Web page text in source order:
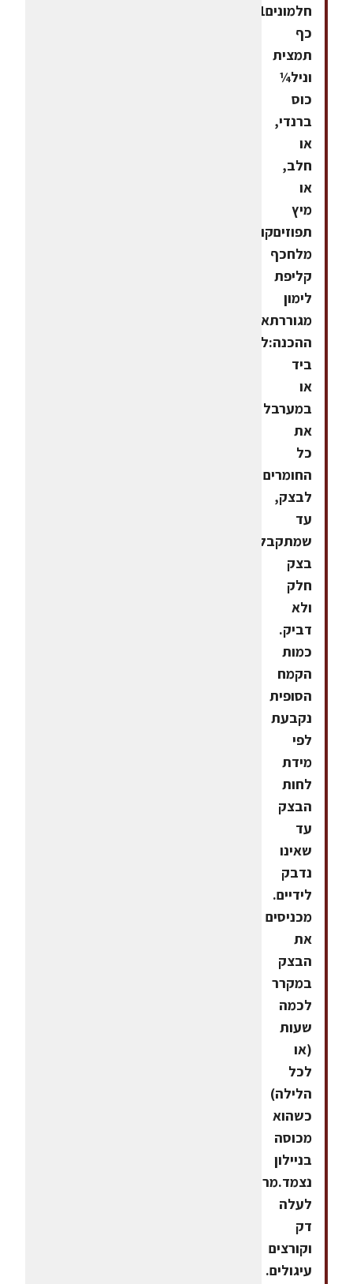
חלמונים1
כף
תמצית
וניל¼
כוס
ברנדי,
או
חלב,
או
מיץ
תפוזיםקורט
מלחכף
קליפת
לימון
מגוררתאופן
ההכנה:לשים
ביד
או
במערבל
את
כל
החומרים
לבצק,
עד
שמתקבל
בצק
חלק
ולא
דביק.
כמות
הקמח
הסופית
נקבעת
לפי
מידת
לחות
הבצק
עד
שאינו
נדבק
לידיים.
מכניסים
את
הבצק
במקרר
לכמה
שעות
(או
לכל
הלילה)
כשהוא
מכוסה
בניילון
נצמד.מרדדים
לעלה
דק
וקורצים
עיגולים.